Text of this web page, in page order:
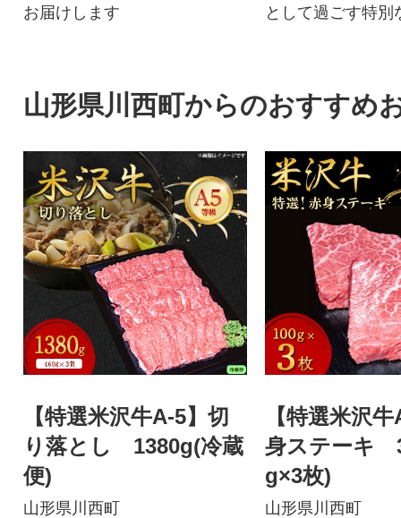
お届けします
として過ごす特別
山形県川西町からのおすすめ
【特選米沢牛A-5】切
り落とし 1380g(冷蔵
便)
山形県川西町
【特選米沢
身ステーキ
g×3枚)
山形県川西町